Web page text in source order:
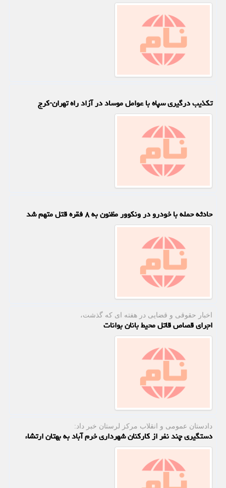
تکذیب درگیری سپاه با عوامل موساد در آزاد راه تهران-کرج
حادثه حمله با خودرو در ونکوور مظنون به ۸ فقره قتل متهم شد
اخبار حقوقی و قضایی در هفته ای كه گذشت،
اجرای قصاص قاتل محیط بانان بوانات
دادستان عمومی و انقلاب مركز لرستان خبر داد:
دستگیری چند نفر از کارکنان شهرداری خرم آباد به بهتان ارتشاء